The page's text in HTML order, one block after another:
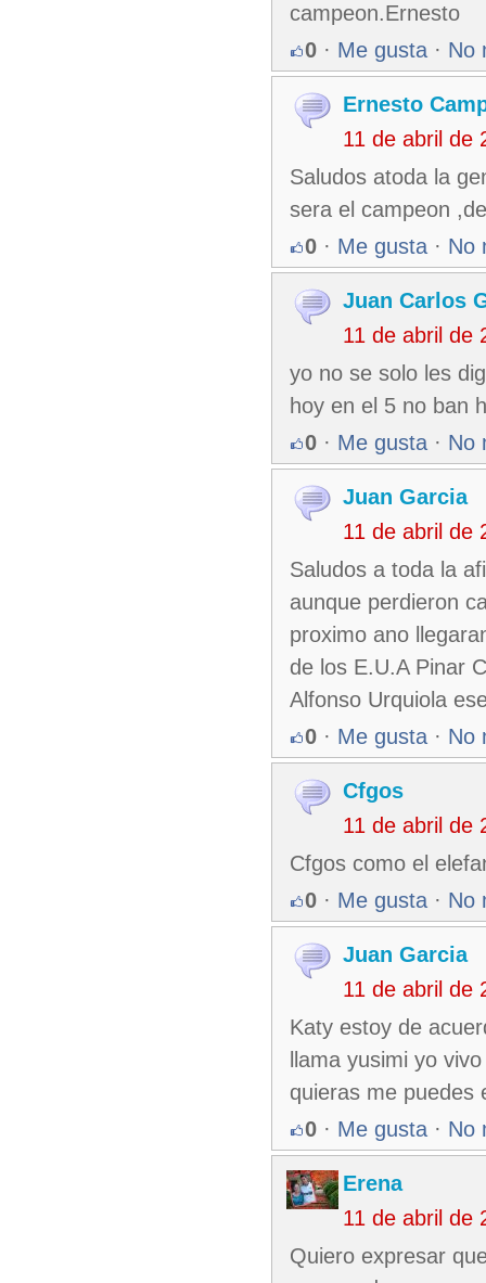
campeon.Ernesto
0 · Me gusta · No
Ernesto
11 de abril de
Saludos atoda la
sera el campeon
0 · Me gusta · No
Juan Carlos
11 de abril de
yo no se solo les
hoy en el 5 no ban
0 · Me gusta · No
Juan Garcia
11 de abril de
Saludos a toda la
aunque perdieron
proximo ano
de los E.U.A Pinar
Alfonso Urquiola
0 · Me gusta · No
Cfgos
11 de abril de
Cfgos como el
0 · Me gusta · No
Juan Garcia
11 de abril de
Katy estoy de
llama yusimi yo
quieras me puedes
0 · Me gusta · No
Erena
11 de abril de
Quiero expresar